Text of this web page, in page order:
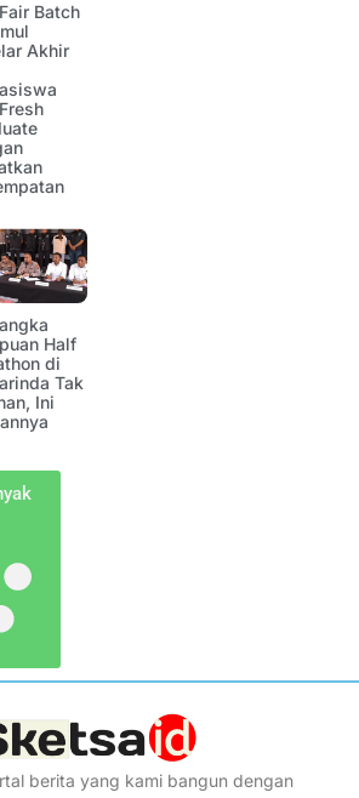
Batch
Akhir
Half
di
Tak
Ini
berita yang kami bangun dengan